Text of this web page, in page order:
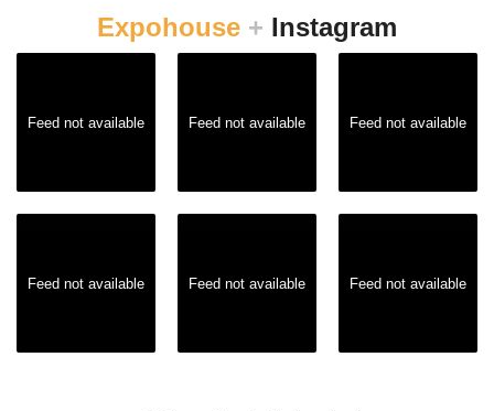
Expohouse + Instagram
Feed not available Feed not available Feed not available
Feed not available Feed not available Feed not available